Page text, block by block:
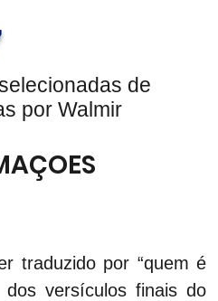
de
por Walmir
traduzido por “quem é
versículos finais do